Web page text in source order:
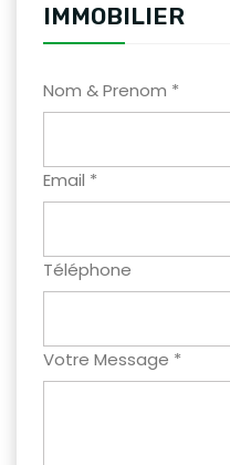
IMMOBILIER
Nom & Prenom *
Email *
Téléphone
Votre Message *